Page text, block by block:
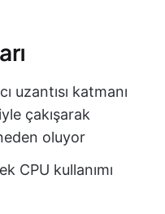
uzantısı katmanı
çakışarak
oluyor
CPU kullanımı